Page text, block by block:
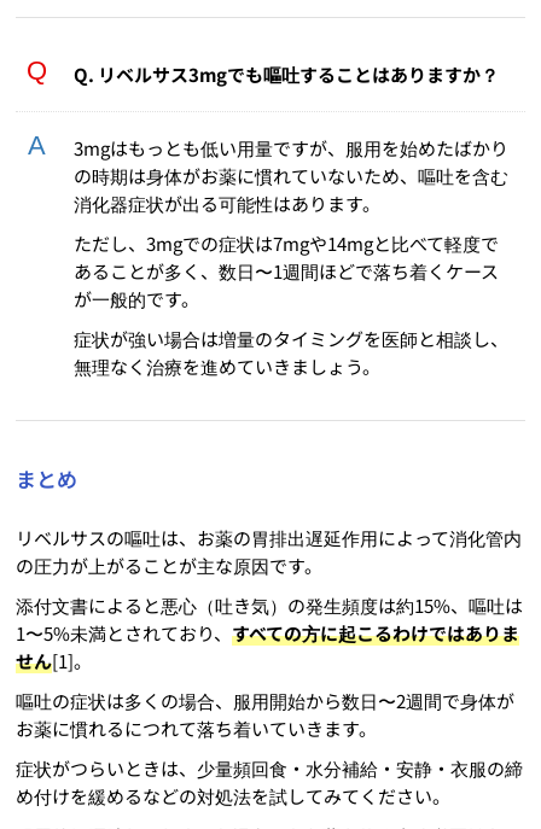
Q. リベルサス3mgでも嘔吐することはありますか？
3mgはもっとも低い用量ですが、服用を始めたばかり
の時期は身体がお薬に慣れていないため、嘔吐を含む
消化器症状が出る可能性はあります。
ただし、3mgでの症状は7mgや14mgと比べて軽度で
あることが多く、数日〜1週間ほどで落ち着くケース
が一般的です。
症状が強い場合は増量のタイミングを医師と相談し、
無理なく治療を進めていきましょう。
まとめ
リベルサスの嘔吐は、お薬の胃排出遅延作用によって消化管内
の圧力が上がることが主な原因です。
添付文書によると悪心（吐き気）の発生頻度は約15%、嘔吐は
1〜5%未満とされており、すべての方に起こるわけではありま
せん[1]。
嘔吐の症状は多くの場合、服用開始から数日〜2週間で身体が
お薬に慣れるにつれて落ち着いていきます。
症状がつらいときは、少量頻回食・水分補給・安静・衣服の締
め付けを緩めるなどの対処法を試してみてください。